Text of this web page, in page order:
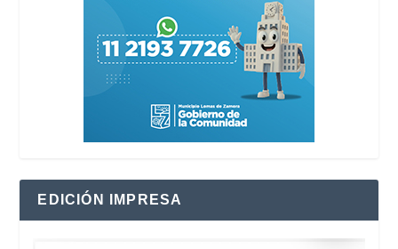
EDICIÓN IMPRESA